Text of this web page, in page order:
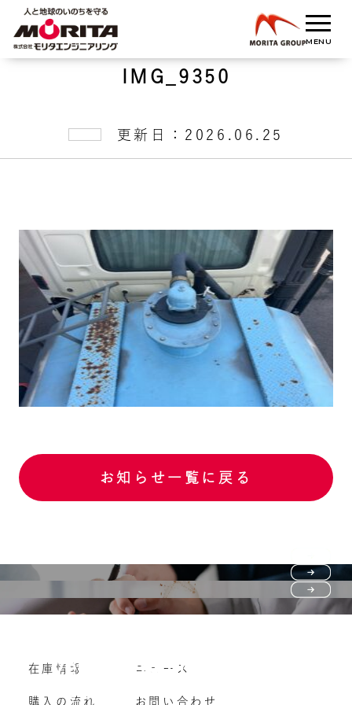
IMG_9350
更新日：2026.06.25
お知らせ一覧に戻る
購入の流れ
よくいただくご質問
Vehicle purchase
車両買い取り
在庫情報
購入の流れ
ニュース
お問い合わせ